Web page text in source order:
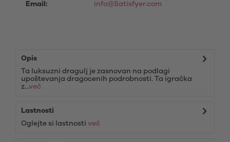
Email:
info@Satisfyer.com
Opis
Ta luksuzni dragulj je zasnovan na podlagi
upoštevanja dragocenih podrobnosti. Ta igračka
z...več
Lastnosti
Oglejte si lastnosti več